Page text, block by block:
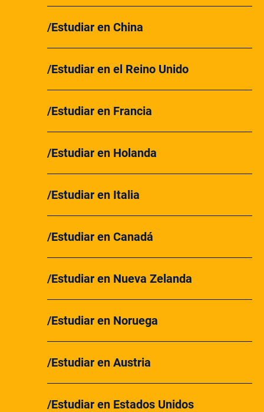
Estudiar en China
Estudiar en el Reino Unido
Estudiar en Francia
Estudiar en Holanda
Estudiar en Italia
Estudiar en Canadá
Estudiar en Nueva Zelanda
Estudiar en Noruega
Estudiar en Austria
Estudiar en Estados Unidos